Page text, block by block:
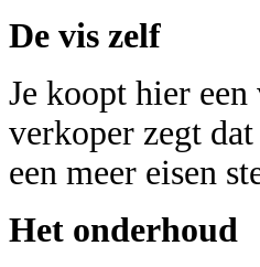
De vis zelf
Je koopt hier
verkoper zegt
een meer eisen
Het onderhoud